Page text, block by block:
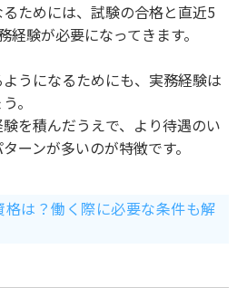
ためには、試験の合格と直近5
験が必要になってきます。
うになるためにも、実務経験は
。
を積んだうえで、より待遇のい
ーンが多いのが特徴です。
は？働く際に必要な条件も解